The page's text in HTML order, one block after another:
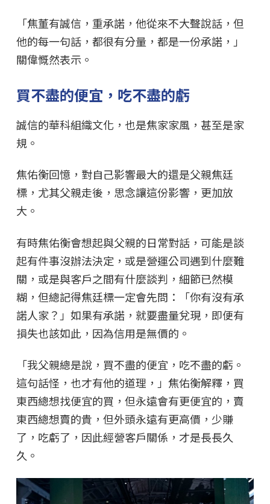
「焦董有誠信，重承諾，他從來不大聲說話，但
他的每一句話，都很有分量，都是一份承諾，」
關偉慨然表示。
買不盡的便宜，吃不盡的虧
誠信的華科組織文化，也是焦家家風，甚至是家
規。
焦佑衡回憶，對自己影響最大的還是父親焦廷
標，尤其父親走後，思念讓這份影響，更加放
大。
有時焦佑衡會想起與父親的日常對話，可能是談
起有件事沒辦法決定，或是營運公司遇到什麼難
關，或是與客戶之間有什麼談判，細節已然模
糊，但總記得焦廷標一定會先問：「你有沒有承
諾人家？」如果有承諾，就要盡量兌現，即便有
損失也該如此，因為信用是無價的。
「我父親總是說，買不盡的便宜，吃不盡的虧。
這句話怪，也才有他的道理，」焦佑衡解釋，買
東西總想找便宜的買，但永遠會有更便宜的，賣
東西總想賣的貴，但外頭永遠有更高價，少賺
了，吃虧了，因此經營客戶關係，才是長長久
久。